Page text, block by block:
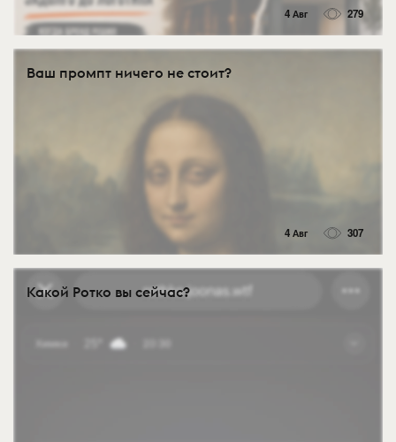
4 Авг 279
Ваш промпт ничего не стоит?
4 Авг 307
Какой Ротко вы сейчас?